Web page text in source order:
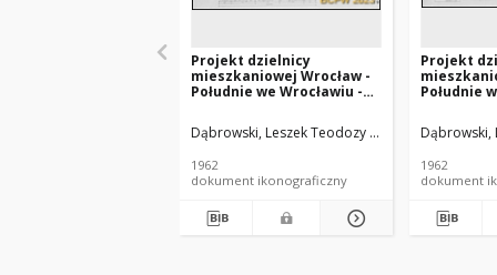
Projekt dzielnicy
mieszkaniowej Wrocław -
Południe we Wrocławiu -
praca nr 4, IV nagroda. Zdj.
20, Sekcja I-5, punktowiec
pomiarami
Dąbrowski, Leszek Teodozy (1912-1984).
1962
dokument ikonograficzny
Projekt
Południe
praca nr
25, Sekcja
B-B, rzut
pokojów
schodowej
Dąbrowski,
1962
dokument